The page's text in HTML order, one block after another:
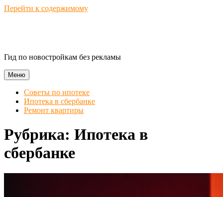
Перейти к содержимому
Гид по новостройкам без рекламы
Меню
Советы по ипотеке
Ипотека в сбербанке
Ремонт квартиры
Рубрика: Ипотека в
сбербанке